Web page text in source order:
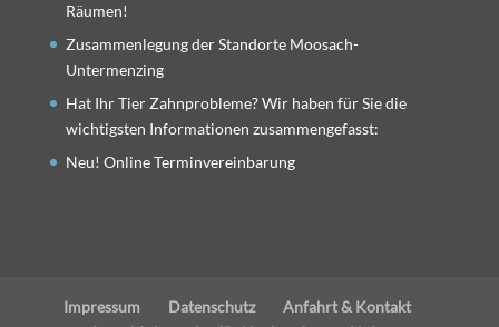
Räumen!
Zusammenlegung der Standorte Moosach-
Untermenzing
Hat Ihr Tier Zahnprobleme? Wir haben für Sie die
wichtigsten Informationen zusammengefasst:
Neu! Online Terminvereinbarung
Impressum Datenschutz
Anfahrt & Kontakt